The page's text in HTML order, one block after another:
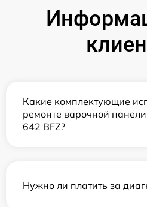
Какие комплектующие
ремонте варочной
642 BFZ?
Нужно ли платить за